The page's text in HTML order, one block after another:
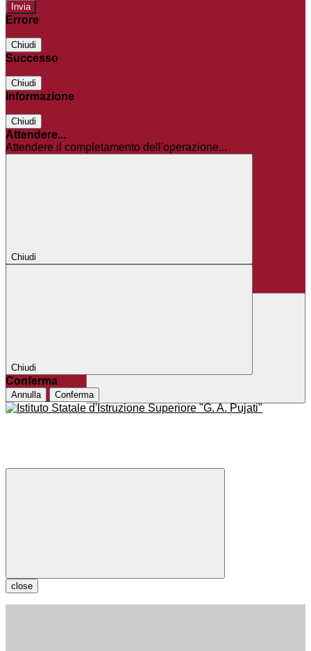
Errore
Chiudi
Successo
Chiudi
Informazione
Chiudi
Attendere...
Attendere il completamento dell'operazione...
Chiudi
Chiudi
Conferma
Annulla Conferma
close